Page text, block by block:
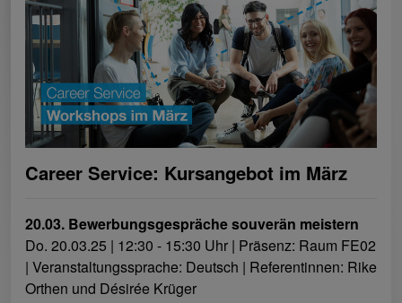
Career Service: Kursangebot im März
20.03. Bewerbungsgespräche souverän meistern
Do. 20.03.25 | 12:30 - 15:30 Uhr | Präsenz: Raum FE02
| Veranstaltungssprache: Deutsch | Referentinnen: Rike
Orthen und Désirée Krüger